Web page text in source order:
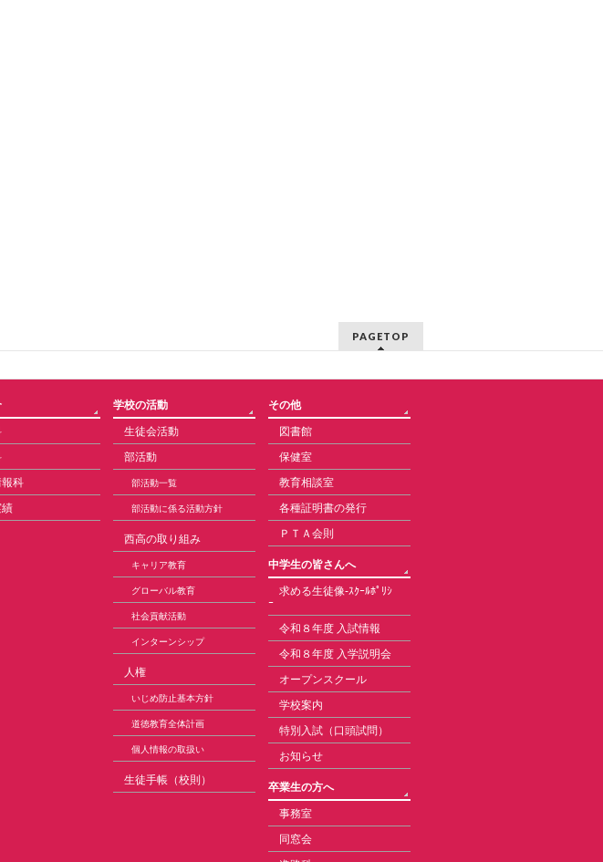
PAGETOP
報科
学校の活動
生徒会活動
部活動
部活動一覧
部活動に係る活動方針
西高の取り組み
キャリア教育
グローバル教育
社会貢献活動
インターンシップ
人権
いじめ防止基本方針
道徳教育全体計画
個人情報の取扱い
生徒手帳（校則）
その他
図書館
保健室
教育相談室
各種証明書の発行
ＰＴＡ会則
中学生の皆さんへ
求める生徒像-ｽｸｰﾙﾎﾟﾘｼ
ｰ
令和８年度 入試情報
令和８年度 入学説明会
オープンスクール
学校案内
特別入試（口頭試問）
お知らせ
卒業生の方へ
事務室
同窓会